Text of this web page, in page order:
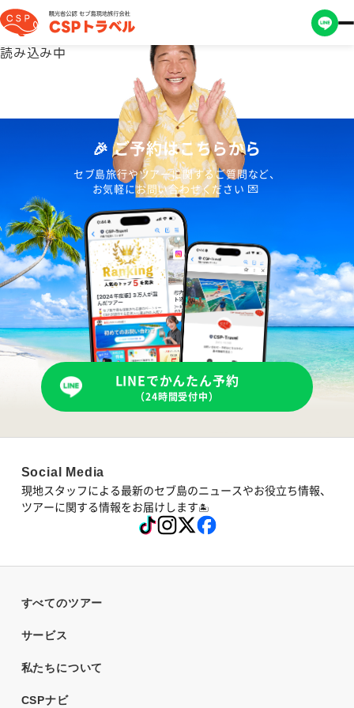
読み込み中
🎉 ご予約はこちらから
セブ島旅行やツアーに関するご質問など、
お気軽にお問い合わせください 💌
LINEでかんたん予約
（24時間受付中）
現地スタッフによる最新のセブ島のニュースやお役立ち情報、
ツアーに関する情報をお届けします🏝
Social Media
すべてのツアー
サービス
私たちについて
CSPナビ